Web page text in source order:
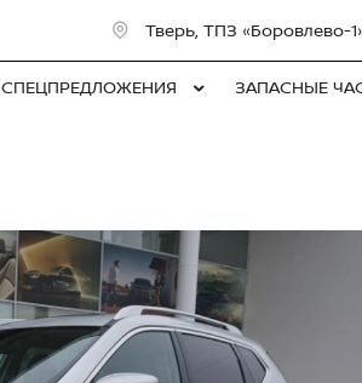
Тверь, ТПЗ «Боровлево-
СПЕЦПРЕДЛОЖЕНИЯ ЗАПАСНЫЕ